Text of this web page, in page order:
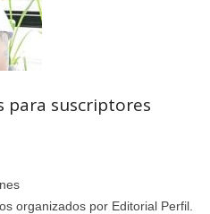
para suscriptores
organizados por Editorial Perfil.